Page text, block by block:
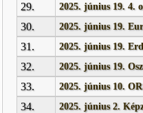
29. 2025. június 19. 4.
30. 2025. június 19.
31. 2025. június 19.
32. 2025. június 19.
33. 2025. június 10.
34. 2025. június 2.